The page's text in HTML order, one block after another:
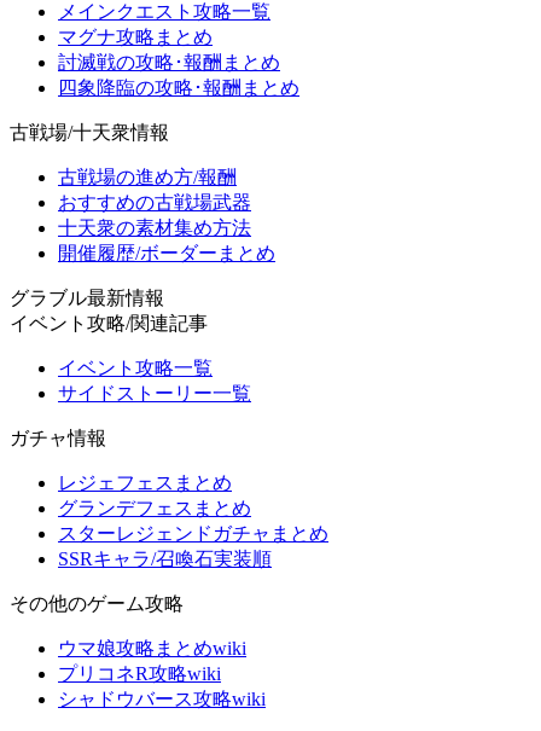
メインクエスト攻略一覧
マグナ攻略まとめ
討滅戦の攻略･報酬まとめ
四象降臨の攻略･報酬まとめ
古戦場/十天衆情報
古戦場の進め方/報酬
おすすめの古戦場武器
十天衆の素材集め方法
開催履歴/ボーダーまとめ
グラブル最新情報
イベント攻略/関連記事
イベント攻略一覧
サイドストーリー一覧
ガチャ情報
レジェフェスまとめ
グランデフェスまとめ
スターレジェンドガチャまとめ
SSRキャラ/召喚石実装順
その他のゲーム攻略
ウマ娘攻略まとめwiki
プリコネR攻略wiki
シャドウバース攻略wiki